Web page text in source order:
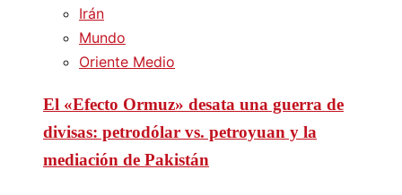
Irán
Mundo
Oriente Medio
El «Efecto Ormuz» desata una guerra de
divisas: petrodólar vs. petroyuan y la
mediación de Pakistán